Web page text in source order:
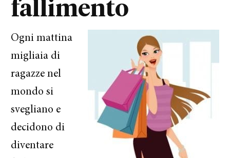
fallimento
Ogni mattina
migliaia di
ragazze nel
mondo si
svegliano e
decidono di
diventare